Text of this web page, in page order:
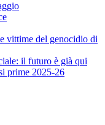
vittime del genocidio di
il futuro è già qui
prime 2025-26